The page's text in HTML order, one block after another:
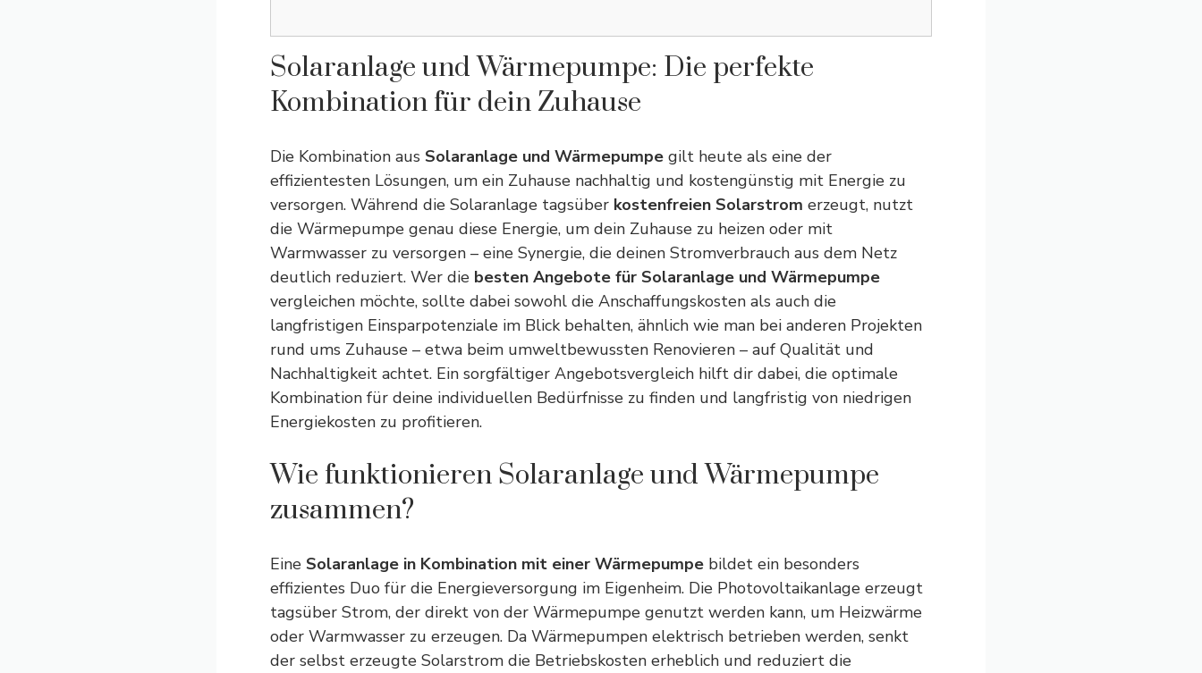
Solaranlage und Wärmepumpe: Die perfekte
Kombination für dein Zuhause
Die Kombination aus Solaranlage und Wärmepumpe gilt heute als eine der
effizientesten Lösungen, um ein Zuhause nachhaltig und kostengünstig mit Energie zu
versorgen. Während die Solaranlage tagsüber kostenfreien Solarstrom erzeugt, nutzt
die Wärmepumpe genau diese Energie, um dein Zuhause zu heizen oder mit
Warmwasser zu versorgen – eine Synergie, die deinen Stromverbrauch aus dem Netz
deutlich reduziert. Wer die besten Angebote für Solaranlage und Wärmepumpe
vergleichen möchte, sollte dabei sowohl die Anschaffungskosten als auch die
langfristigen Einsparpotenziale im Blick behalten, ähnlich wie man bei anderen Projekten
rund ums Zuhause – etwa beim umweltbewussten Renovieren – auf Qualität und
Nachhaltigkeit achtet. Ein sorgfältiger Angebotsvergleich hilft dir dabei, die optimale
Kombination für deine individuellen Bedürfnisse zu finden und langfristig von niedrigen
Energiekosten zu profitieren.
Wie funktionieren Solaranlage und Wärmepumpe
zusammen?
Eine Solaranlage in Kombination mit einer Wärmepumpe bildet ein besonders
effizientes Duo für die Energieversorgung im Eigenheim. Die Photovoltaikanlage erzeugt
tagsüber Strom, der direkt von der Wärmepumpe genutzt werden kann, um Heizwärme
oder Warmwasser zu erzeugen. Da Wärmepumpen elektrisch betrieben werden, senkt
der selbst erzeugte Solarstrom die Betriebskosten erheblich und reduziert die